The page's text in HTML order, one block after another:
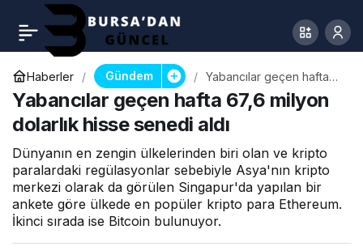
Haberler Gündem
Yabancılar geçen hafta
67,6 milyon dolarlık hisse
senedi aldı
Yabancılar geçen hafta 67,6 milyon
dolarlık hisse senedi aldı
Dünyanın en zengin ülkelerinden biri olan ve kripto
paralardaki regülasyonlar sebebiyle Asya'nın kripto
merkezi olarak da görülen Singapur'da yapılan bir
ankete göre ülkede en popüler kripto para Ethereum.
İkinci sırada ise Bitcoin bulunuyor.